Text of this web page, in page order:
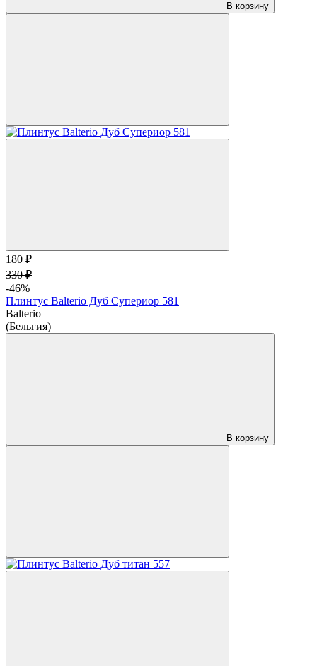
В корзину
180 ₽
330 ₽
-46%
Плинтус Balterio Дуб Супериор 581
Balterio
(Бельгия)
В корзину